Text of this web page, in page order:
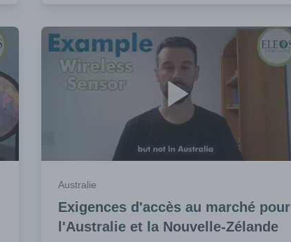
Australie
Exigences d'accès au marché pour
l'Australie et la Nouvelle-Zélande